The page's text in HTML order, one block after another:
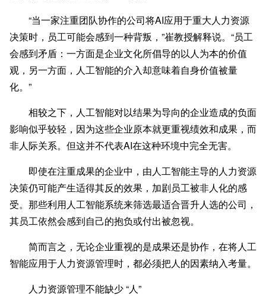
“当一家注重团队协作的公司将AI应用于重大人力资源
决策时，员工可能会感到一种背叛，”崔教授解释说。“员工
会感到矛盾：一方面是企业文化所倡导的以人为本的价值
观，另一方面，人工智能的介入却意味着自身价值被量
化。”
相较之下，人工智能对以结果为导向的企业造成的负面
影响似乎较轻，因为这些企业原本就更重视绩效和成果，而
非人际关系。但这并不代表AI在这种环境中完全无害。
即使在注重成果的企业中，由人工智能主导的人力资源
决策仍可能产生适得其反的效果，加剧员工被非人化的感
受。那些利用人工智能系统来筛选最适合晋升人选的公司，
其员工依然会感到自己的抱负或付出被忽视。
简而言之，无论企业重视的是成果还是协作，在将人工
智能应用于人力资源管理时，都必须把人的因素纳入考量。
人力资源管理不能缺少“人”